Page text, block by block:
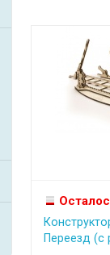
Переезд (с